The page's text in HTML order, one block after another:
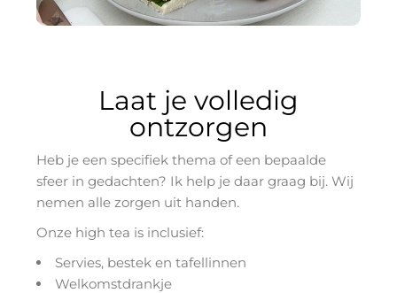
Laat je volledig
ontzorgen
Heb je een specifiek thema of een bepaalde
sfeer in gedachten? Ik help je daar graag bij. Wij
nemen alle zorgen uit handen.
Onze high tea is inclusief:
Servies, bestek en tafellinnen
Welkomstdrankje